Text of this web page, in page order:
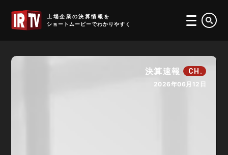
上場企業の決算情報を
ショートムービーでわかりやすく
決算速報 CH.
2026年06月12日